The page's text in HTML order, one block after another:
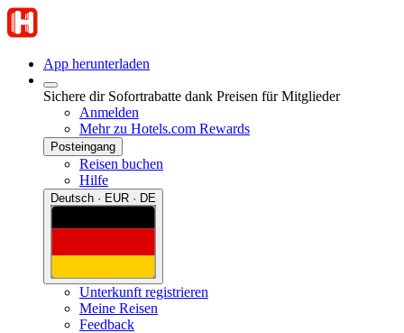
App herunterladen
Sichere dir Sofortrabatte dank Preisen für Mitglieder
Anmelden
Mehr zu Hotels.com Rewards
Posteingang
Reisen buchen
Hilfe
Deutsch · EUR · DE
Unterkunft registrieren
Meine Reisen
Feedback